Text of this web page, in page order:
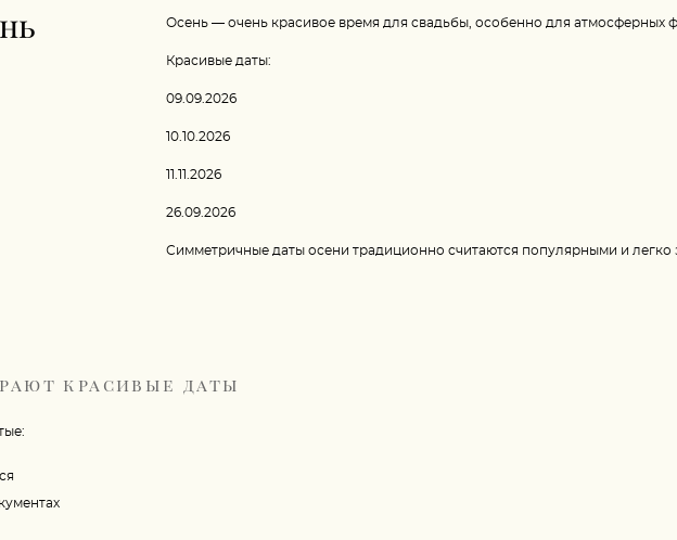
Осень — очень красивое время для свадьбы, особенно для атмосферных
Красивые даты:
09.09.2026
10.10.2026
11.11.2026
26.09.2026
Симметричные даты осени традиционно считаются популярными и легко
красивые даты